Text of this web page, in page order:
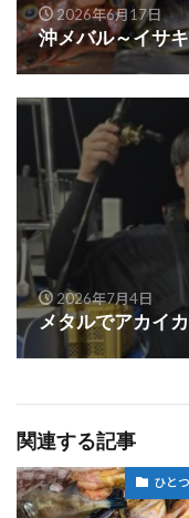
2026年6月17日
沖メバル～イサ
2026年7月4日
メタルでアカイ
関連する記事
ひと